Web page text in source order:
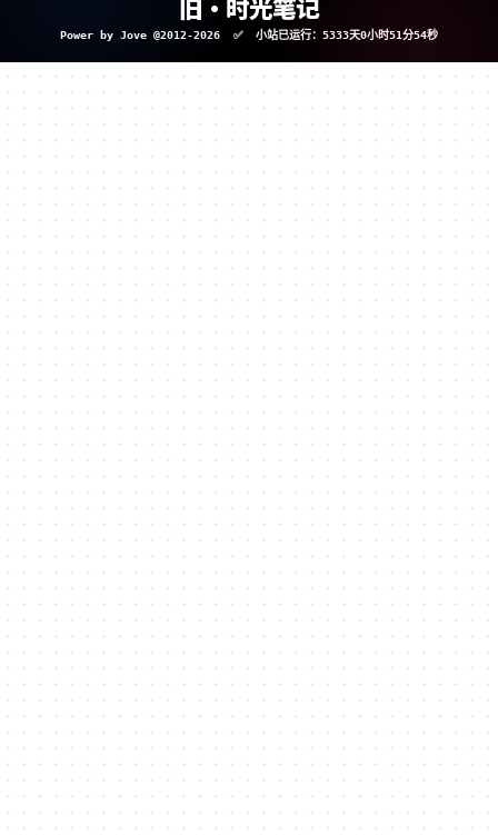
小折腾/小配置
二进制/终端安全
企业/项目 安全建设
Rootkit
Virus Maker
java
IOS
CVE漏洞复现
Golang
标签